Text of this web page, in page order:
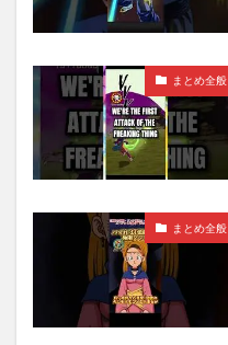
まとめ全般
まとめ全般